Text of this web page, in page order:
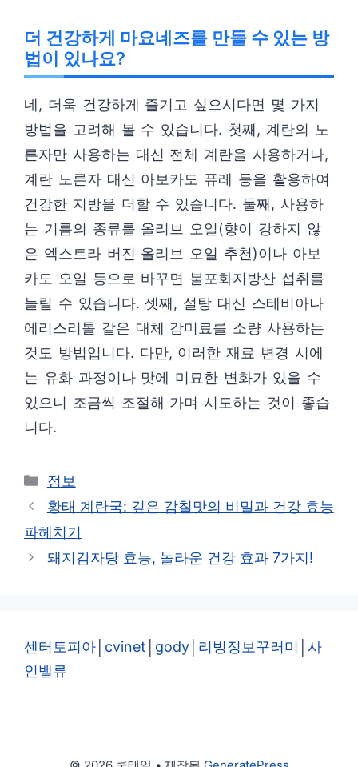
더 건강하게 마요네즈를 만들 수 있는 방
법이 있나요?
네, 더욱 건강하게 즐기고 싶으시다면 몇 가지
방법을 고려해 볼 수 있습니다. 첫째, 계란의 노
른자만 사용하는 대신 전체 계란을 사용하거나,
계란 노른자 대신 아보카도 퓨레 등을 활용하여
건강한 지방을 더할 수 있습니다. 둘째, 사용하
는 기름의 종류를 올리브 오일(향이 강하지 않
은 엑스트라 버진 올리브 오일 추천)이나 아보
카도 오일 등으로 바꾸면 불포화지방산 섭취를
늘릴 수 있습니다. 셋째, 설탕 대신 스테비아나
에리스리톨 같은 대체 감미료를 소량 사용하는
것도 방법입니다. 다만, 이러한 재료 변경 시에
는 유화 과정이나 맛에 미묘한 변화가 있을 수
있으니 조금씩 조절해 가며 시도하는 것이 좋습
니다.
카
테
리
정보
황태 계란국: 깊은 감칠맛의 비밀과 건강 효능
파헤치기
돼지감자탕 효능, 놀라운 건강 효과 7가지!
센터토피아 cvinet gody 리빙정보꾸러미
사
인밸류